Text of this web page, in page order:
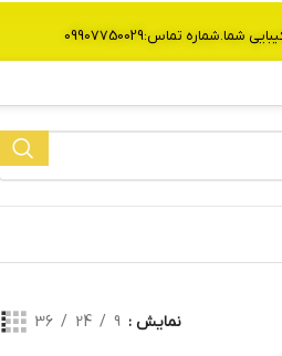
نمایش 9
24
36